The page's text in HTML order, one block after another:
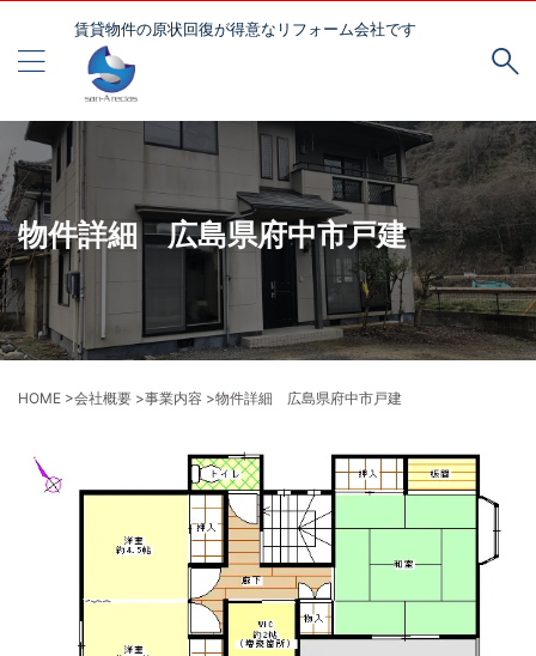
賃貸物件の原状回復が得意なリフォーム会社です
物件詳細 広島県府中市戸建
HOME >会社概要 >事業内容 >物件詳細 広島県府中市戸建